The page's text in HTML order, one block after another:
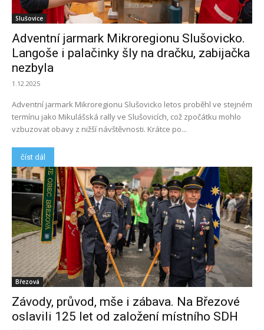
Slušovice
Adventní jarmark Mikroregionu Slušovicko.
Langoše i palačinky šly na dračku, zabijačka
nezbyla
1.12.2025
Adventní jarmark Mikroregionu Slušovicko letos proběhl ve stejném
termínu jako Mikulášská rally ve Slušovicích, což zpočátku mohlo
vzbuzovat obavy z nižší návštěvnosti. Krátce po...
číst dál
Březová
Závody, průvod, mše i zábava. Na Březové
oslavili 125 let od založení místního SDH